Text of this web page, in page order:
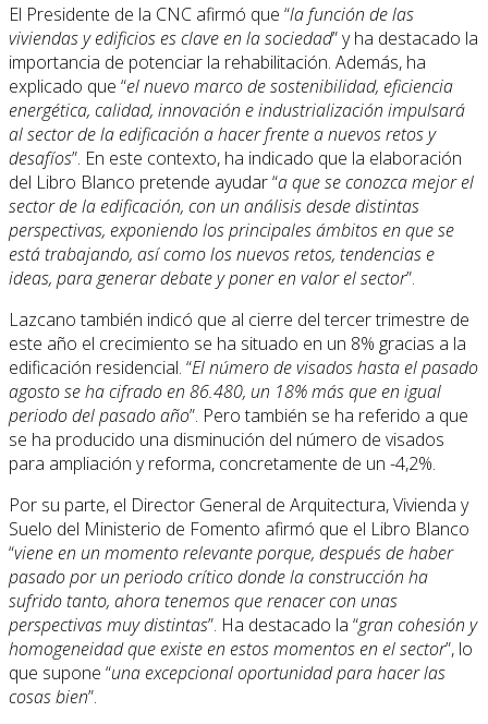
El Presidente de la CNC afirmó que “la función de las
viviendas y edificios es clave en la sociedad” y ha destacado la
importancia de potenciar la rehabilitación. Además, ha
explicado que “el nuevo marco de sostenibilidad, eficiencia
energética, calidad, innovación e industrialización impulsará
al sector de la edificación a hacer frente a nuevos retos y
desafíos”. En este contexto, ha indicado que la elaboración
del Libro Blanco pretende ayudar “a que se conozca mejor el
sector de la edificación, con un análisis desde distintas
perspectivas, exponiendo los principales ámbitos en que se
está trabajando, así como los nuevos retos, tendencias e
ideas, para generar debate y poner en valor el sector”.
Lazcano también indicó que al cierre del tercer trimestre de
este año el crecimiento se ha situado en un 8% gracias a la
edificación residencial. “El número de visados hasta el pasado
agosto se ha cifrado en 86.480, un 18% más que en igual
periodo del pasado año”. Pero también se ha referido a que
se ha producido una disminución del número de visados
para ampliación y reforma, concretamente de un -4,2%.
Por su parte, el Director General de Arquitectura, Vivienda y
Suelo del Ministerio de Fomento afirmó que el Libro Blanco
“viene en un momento relevante porque, después de haber
pasado por un periodo crítico donde la construcción ha
sufrido tanto, ahora tenemos que renacer con unas
perspectivas muy distintas”. Ha destacado la “gran cohesión y
homogeneidad que existe en estos momentos en el sector”, lo
que supone “una excepcional oportunidad para hacer las
cosas bien”.